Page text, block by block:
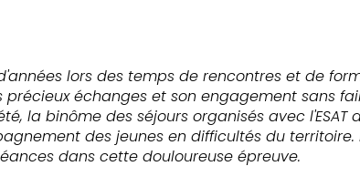
lors des temps de rencontres et de
précieux échanges et son engagement sans
la binôme des séjours organisés avec l'ESAT
des jeunes en difficultés du
dans cette douloureuse épreuve.